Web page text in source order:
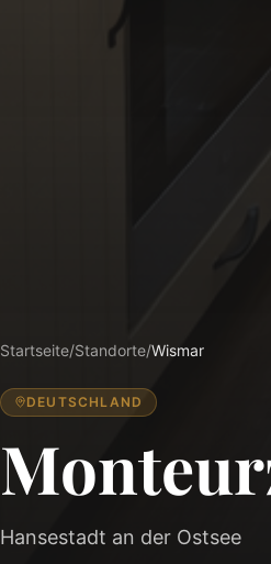
Startseite/Standorte/Wismar
DEUTSCHLAND
Hansestadt an der Ostsee